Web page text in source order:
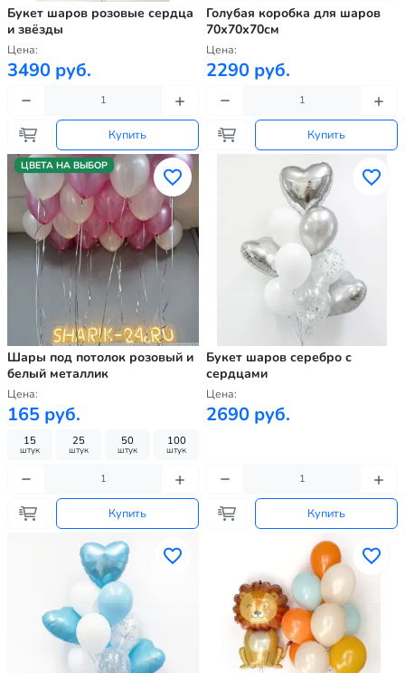
Букет шаров розовые сердца
и звёзды
Цена:
3490 руб.
Купить
Голубая коробка для шаров
70х70х70см
Цена:
2290 руб.
Купить
ЦВЕТА НА ВЫБОР
Шары под потолок розовый и
белый металлик
Цена:
165 руб.
15
штук
25
штук
50
штук
100
штук
Купить
Букет шаров серебро с
сердцами
Цена:
2690 руб.
Купить